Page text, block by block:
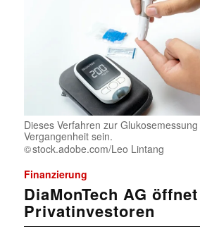
Dieses Verfahren zur
Vergangenheit sein.
stock.adobe.com/Leo Lintang
Finanzierung
DiaMonTech AG
Privatinvestoren